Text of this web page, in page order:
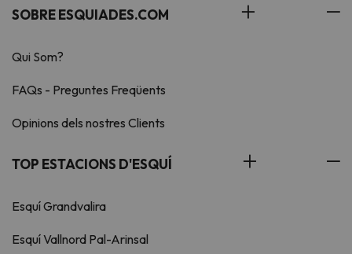
SOBRE ESQUIADES.COM
Qui Som?
FAQs - Preguntes Freqüents
Opinions dels nostres Clients
TOP ESTACIONS D'ESQUÍ
Esquí Grandvalira
Esquí Vallnord Pal-Arinsal